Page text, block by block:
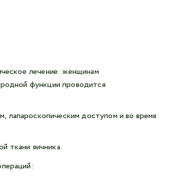
лечение: женщинам
функции проводится
лапароскопическим доступом и во время
ткани яичника.